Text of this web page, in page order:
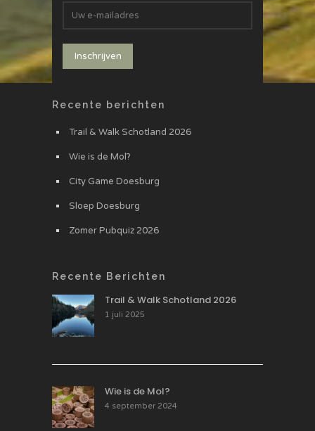
Recente berichten
Trail & Walk Schotland 2026
Wie is de Mol?
City Game Doesburg
Sloep Doesburg
Zomer Pubquiz 2026
Recente Berichten
Trail & Walk Schotland 2026
1 juli 2025
Wie is de Mol?
4 september 2024